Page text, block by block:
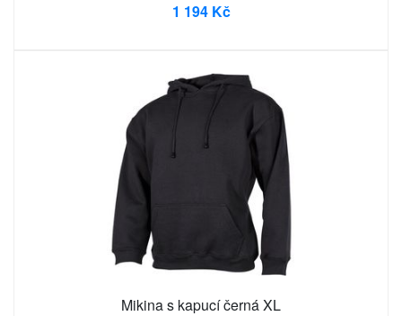
1 194 Kč
Mikina s kapucí černá XL